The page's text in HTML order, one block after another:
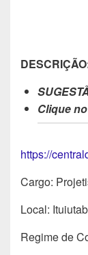
Clique
https://
Cargo:
Local:
Regime de